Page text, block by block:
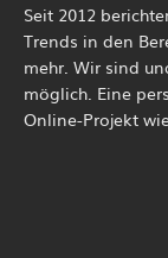
Seit 2012
Trends in den
mehr. Wir sind
möglich. Eine
Online-Projekt